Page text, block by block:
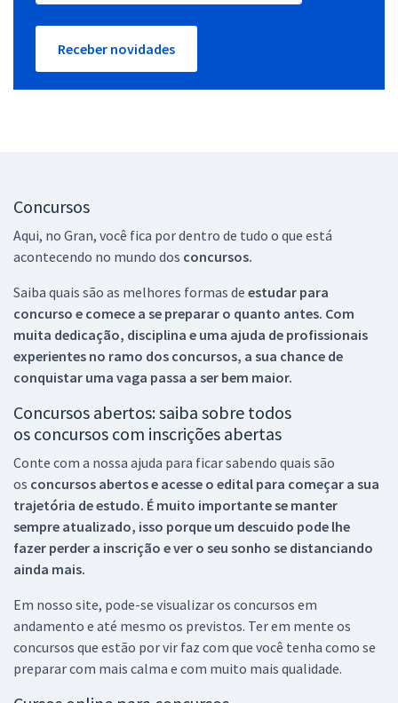
Receber novidades
Concursos
Aqui, no Gran, você fica por dentro de tudo o que está
acontecendo no mundo dos concursos.
Saiba quais são as melhores formas de estudar para
concurso e comece a se preparar o quanto antes. Com
muita dedicação, disciplina e uma ajuda de profissionais
experientes no ramo dos concursos, a sua chance de
conquistar uma vaga passa a ser bem maior.
Concursos abertos: saiba sobre todos
os concursos com inscrições abertas
Conte com a nossa ajuda para ficar sabendo quais são
os concursos abertos e acesse o edital para começar a sua
trajetória de estudo. É muito importante se manter
sempre atualizado, isso porque um descuido pode lhe
fazer perder a inscrição e ver o seu sonho se distanciando
ainda mais.
Em nosso site, pode-se visualizar os concursos em
andamento e até mesmo os previstos. Ter em mente os
concursos que estão por vir faz com que você tenha como se
preparar com mais calma e com muito mais qualidade.